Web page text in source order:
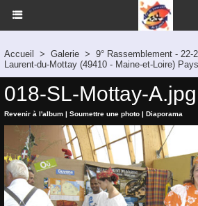
Accueil > Galerie > 9° Rassemblement - 22-
Laurent-du-Mottay (49410 - Maine-et-Loire)
018-SL-Mottay-A.jpg
Revenir à l'album | Soumettre une photo | Diaporama